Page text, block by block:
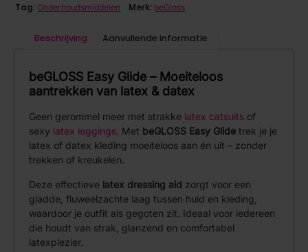
Tag: Onderhoudsmiddelen Merk: beGloss
Beschrijving Aanvullende informatie
beGLOSS Easy Glide – Moeiteloos
aantrekken van latex & datex
Geen gerommel meer met strakke latex catsuits of
sexy latex leggings. Met beGLOSS Easy Glide trek je je
latex of datex kleding moeiteloos aan én uit – zonder
trekken of kreukelen.
Deze effectieve latex dressing aid zorgt voor een
gladde, fluweelzachte laag tussen huid en kleding,
waardoor je outfit als gegoten zit. Ideaal voor iedereen
die houdt van strak, glanzend en comfortabel
latexplezier.